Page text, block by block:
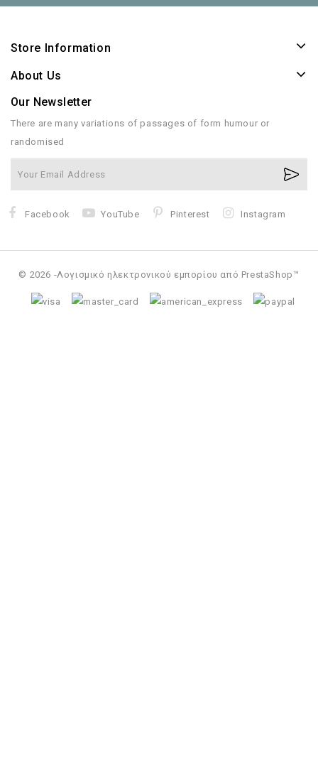
Store Information
About Us
Our Newsletter
There are many variations of passages of form humour or
randomised
Facebook YouTube Pinterest Instagram
© 2026 -Λογισμικό ηλεκτρονικού εμπορίου από PrestaShop™